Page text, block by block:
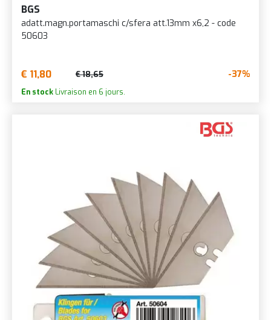
BGS
adatt.magn.portamaschi c/sfera att.13mm x6,2 - code
50603
€ 11,80 € 18,65 -37%
En stock Livraison en 6 jours.